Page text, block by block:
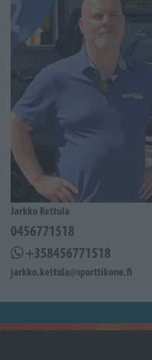
Jarkko Kettula
0456771518
+358456771518
jarkko.kettula@sporttikone.fi